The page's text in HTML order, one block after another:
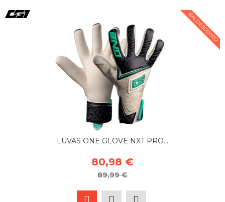
10% DESCONTO
LUVAS ONE GLOVE NXT PRO...
80,98 €
89,99 €